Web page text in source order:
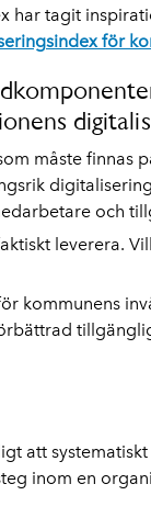
har tagit
för
måste finnas
och
leverera.
kommunens
att
inom en